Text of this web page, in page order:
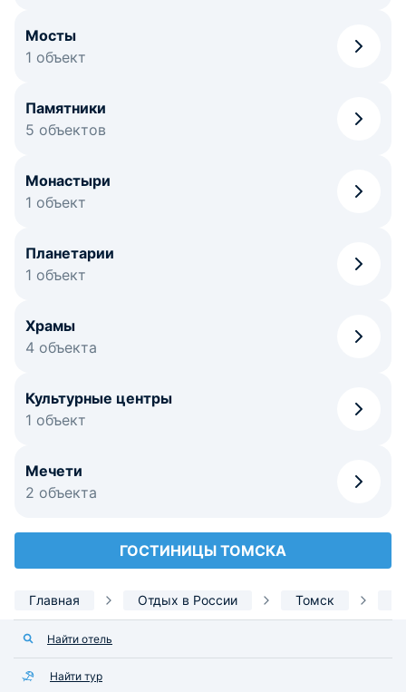
Мосты
1 объект
Памятники
5 объектов
Монастыри
1 объект
Планетарии
1 объект
Храмы
4 объекта
Культурные центры
1 объект
Мечети
2 объекта
ГОСТИНИЦЫ ТОМСКА
Главная Отдых в России Томск
Найти отель
Найти тур